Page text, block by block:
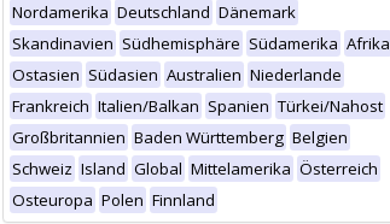
Nordamerika Deutschland Dänemark
Skandinavien Südhemisphäre Südamerika Afrika
Ostasien Südasien Australien Niederlande
Frankreich Italien/Balkan Spanien Türkei/Nahost
Großbritannien Baden Württemberg Belgien
Schweiz Island Global Mittelamerika Österreich
Osteuropa Polen Finnland